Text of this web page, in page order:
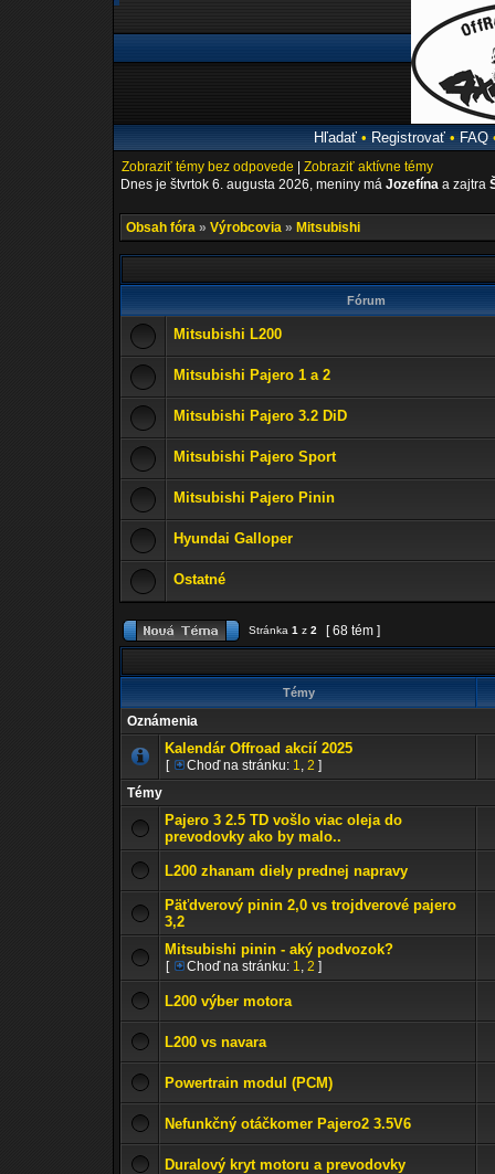
Hľadať• Registrovať• FAQ
Zobraziť témy bez odpovede
Zobraziť aktívne témy
Dnes je štvrtok 6. augusta 2026, meniny má Jozefína a zajtra
Obsah fóra » Výrobcovia » Mitsubishi
Fórum
Mitsubishi L200
Mitsubishi Pajero 1 a 2
Mitsubishi Pajero 3.2 DiD
Mitsubishi Pajero Sport
Mitsubishi Pajero Pinin
Hyundai Galloper
Ostatné
Stránka 1 z 2 [ 68 tém ]
Témy
Oznámenia
Kalendár Offroad akcií 2025
[ Choď na stránku: 1, 2 ]
Témy
Pajero 3 2.5 TD vošlo viac oleja do
prevodovky ako by malo..
L200 zhanam diely prednej napravy
Päťdverový pinin 2,0 vs trojdverové pajero
3,2
Mitsubishi pinin - aký podvozok?
[ Choď na stránku: 1, 2 ]
L200 výber motora
L200 vs navara
Powertrain modul (PCM)
Nefunkčný otáčkomer Pajero2 3.5V6
Duralový kryt motoru a prevodovky